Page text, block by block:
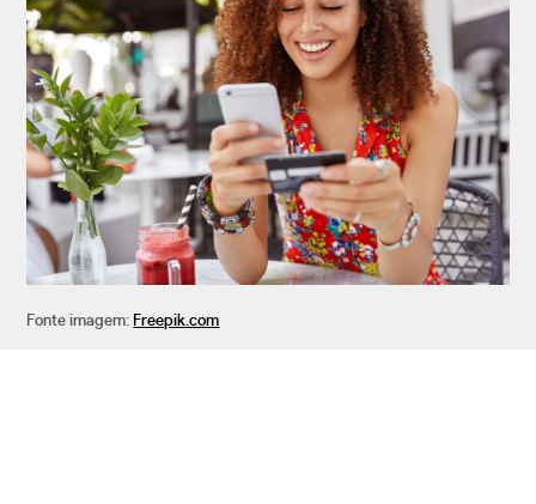
Fonte imagem: Freepik.com